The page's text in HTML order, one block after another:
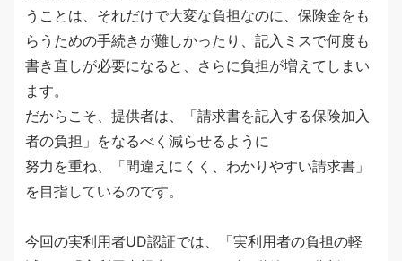
うことは、それだけで大変な負担なのに、保険金をも
らうための手続きが難しかったり、記入ミスで何度も
書き直しが必要になると、さらに負担が増えてしまい
ます。
だからこそ、提供者は、「請求書を記入する保険加入
者の負担」をなるべく減らせるように
努力を重ね、「間違えにくく、わかりやすい請求書」
を目指しているのです。
今回の実利用者UD認証では、「実利用者の負担の軽